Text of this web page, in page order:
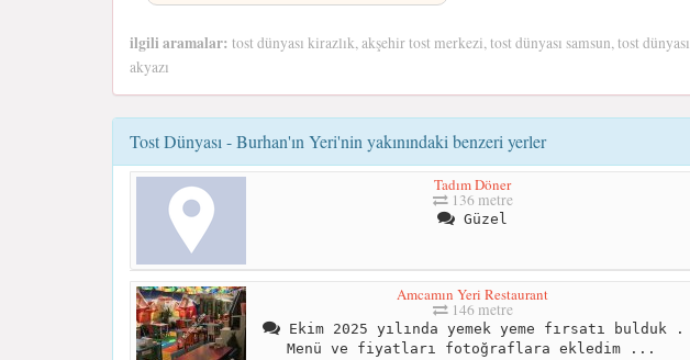
ilgili aramalar: tost dünyası kirazlık, akşehir tost merkezi, tost dünyası samsun, tost dünyası
akyazı
Tost Dünyası - Burhan'ın Yeri'nin yakınındaki benzeri yerler
Tadım Döner
136 metre
Güzel
Amcamın Yeri Restaurant
146 metre
Ekim 2025 yılında yemek yeme fırsatı bulduk .
Menü ve fiyatları fotoğraflara ekledim ...